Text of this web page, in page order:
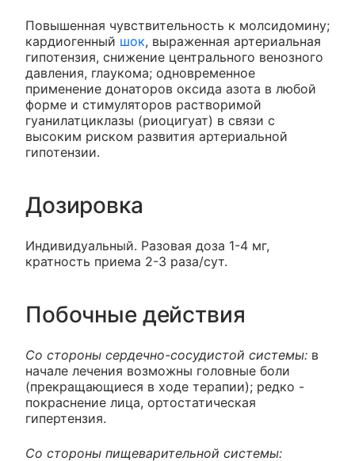
Повышенная чувствительность к молсидомину;
кардиогенный шок, выраженная артериальная
гипотензия, снижение центрального венозного
давления, глаукома; одновременное
применение донаторов оксида азота в любой
форме и стимуляторов растворимой
гуанилатциклазы (риоцигуат) в связи с
высоким риском развития артериальной
гипотензии.
Дозировка
Индивидуальный. Разовая доза 1-4 мг,
кратность приема 2-3 раза/сут.
Побочные действия
Со стороны сердечно-сосудистой системы: в
начале лечения возможны головные боли
(прекращающиеся в ходе терапии); редко -
покраснение лица, ортостатическая
гипертензия.
Со стороны пищеварительной системы: